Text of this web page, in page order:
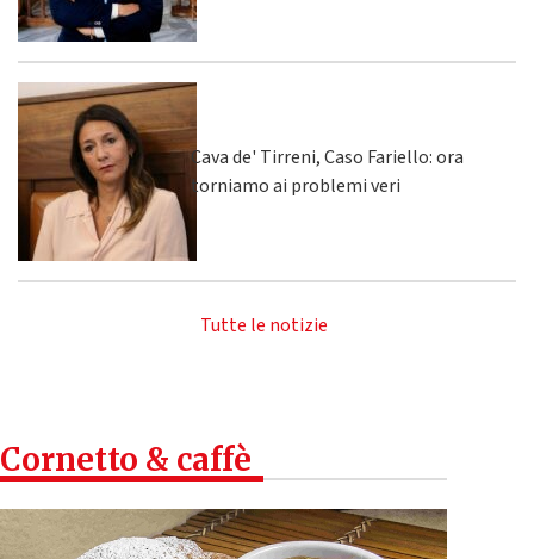
Cava de' Tirreni, Caso Fariello: ora
torniamo ai problemi veri
Tutte le notizie
Cornetto & caffè